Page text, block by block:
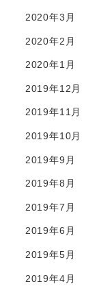
2020年3月
2020年2月
2020年1月
2019年12月
2019年11月
2019年10月
2019年9月
2019年8月
2019年7月
2019年6月
2019年5月
2019年4月